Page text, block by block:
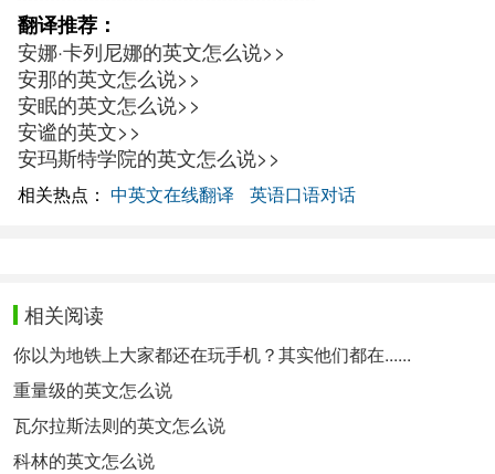
翻译推荐：
安娜·卡列尼娜的英文怎么说>>
安那的英文怎么说>>
安眠的英文怎么说>>
安谧的英文>>
安玛斯特学院的英文怎么说>>
相关热点： 中英文在线翻译 英语口语对话
相关阅读
你以为地铁上大家都还在玩手机？其实他们都在......
重量级的英文怎么说
瓦尔拉斯法则的英文怎么说
科林的英文怎么说